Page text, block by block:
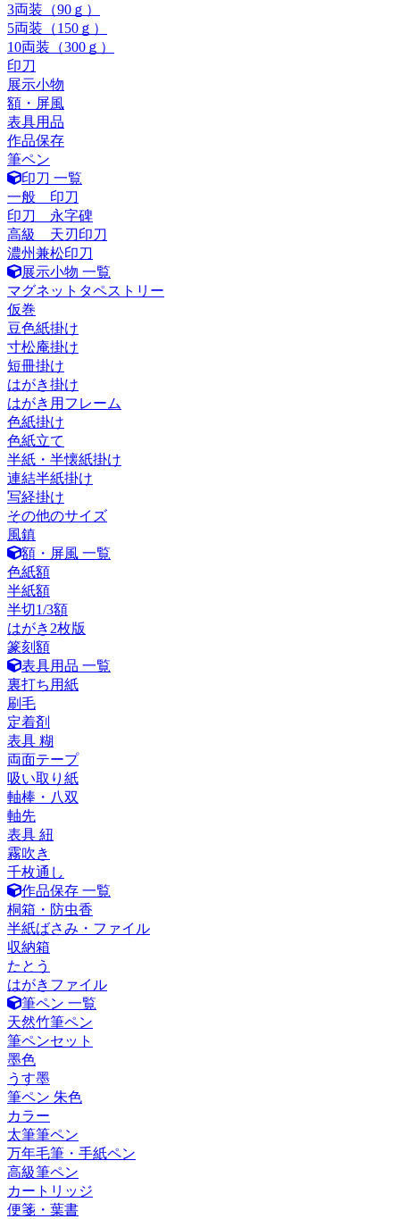
3両装（90ｇ）
5両装（150ｇ）
10両装（300ｇ）
印刀
展示小物
額・屏風
表具用品
作品保存
筆ペン
印刀 一覧
一般 印刀
印刀 永字碑
高級 天刃印刀
濃州兼松印刀
展示小物 一覧
マグネットタペストリー
仮巻
豆色紙掛け
寸松庵掛け
短冊掛け
はがき掛け
はがき用フレーム
色紙掛け
色紙立て
半紙・半懐紙掛け
連結半紙掛け
写経掛け
その他のサイズ
風鎮
額・屏風 一覧
色紙額
半紙額
半切1/3額
はがき2枚版
篆刻額
表具用品 一覧
裏打ち用紙
刷毛
定着剤
表具 糊
両面テープ
吸い取り紙
軸棒・八双
軸先
表具 紐
霧吹き
千枚通し
作品保存 一覧
桐箱・防虫香
半紙ばさみ・ファイル
収納箱
たとう
はがきファイル
筆ペン 一覧
天然竹筆ペン
筆ペンセット
墨色
うす墨
筆ペン 朱色
カラー
太筆筆ペン
万年毛筆・手紙ペン
高級筆ペン
カートリッジ
便箋・葉書